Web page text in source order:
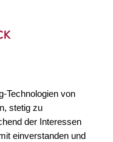
Technologien von
stetig zu
der Interessen
einverstanden und
springen
Zum Anfang der